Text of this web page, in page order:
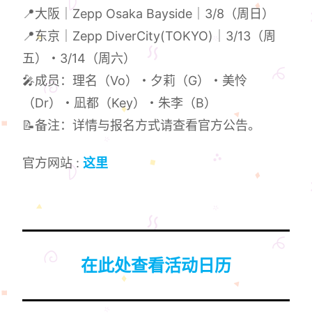
📍大阪｜Zepp Osaka Bayside｜3/8（周日）
📍东京｜Zepp DiverCity(TOKYO)｜3/13（周
五）・3/14（周六）
🎤成员：理名（Vo）・夕莉（G）・美怜
（Dr）・凪都（Key）・朱李（B）
📝备注：详情与报名方式请查看官方公告。
官方网站 :这里
在此处查看活动日历